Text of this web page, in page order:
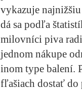
vykazuje
dá sa podľa
milovníci piva
jednom nákupe
inom type balení.
fľašiach dostať do